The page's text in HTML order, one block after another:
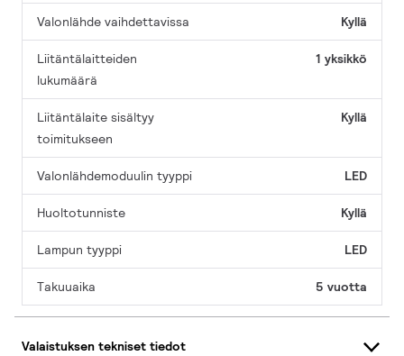
Valonlähde vaihdettavissa Kyllä
Liitäntälaitteiden
lukumäärä
1 yksikkö
Liitäntälaite sisältyy
toimitukseen
Kyllä
Valonlähdemoduulin tyyppi LED
Huoltotunniste Kyllä
Lampun tyyppi LED
Takuuaika 5 vuotta
Valaistuksen tekniset tiedot